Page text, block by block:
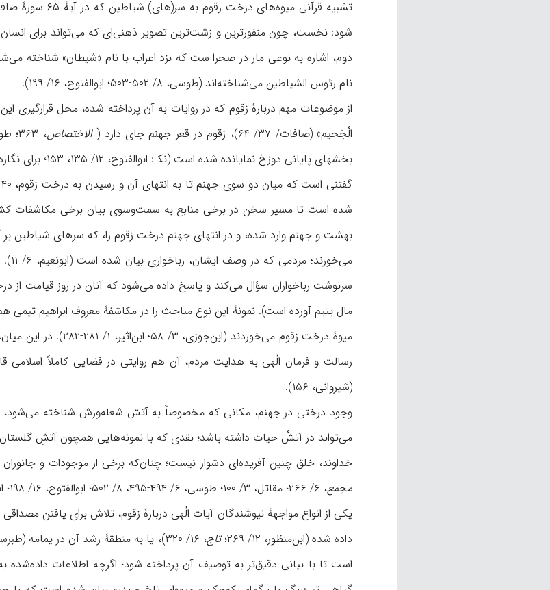
شود: نخست، چون منفورترين و زشت‌ترين تصوير ذهنی‌ای که می‌تواند برای
دوم، اشاره به نوعی مار در صحرا ست که نزد اعراب با نام «شيطان» شناخته
نام رئوس الشياطين می‌شناخته‌اند (طوسی، ۸/ ۵۰۲-۵۰۳؛ ابوالفتوح، ۱۶/ ۱۹۹).
از موضوعات مهم دربارۀ زقوم که در روايات به آن پرداخته شده، محل
الْجَحيم» (صافات/ ۳۷/ ۶۴)، زقوم در قعر جهنم جای دارد (
الاختصاص
بخشهای پايانی دوزخ نمايانده شده است (نک‍ : ابوالفتوح، ۱۲/ ۱۳۵، ۱۵۳؛ برای نگاره‌ای از آن، نک‍ : طاهری، ۹).
شده است تا مسير سخن در برخی منابع به سمت‌وسوی بيان برخی مکاشفات
بهشت و جهنم وارد شده، و در انتهای جهنم درخت زقوم را، که سرهای شياطين
مال يتيم آورده است). نمونۀ اين نوع مباحث را در مکاشفۀ معروف ابراهيم
ميوۀ درخت زقوم
رسالت و فرمان الٰهی به هدايت مردم، آن هم روايتی در فضایی کاملاً
(شيروانی، ۱۵۶).
وجود درختی در جهنم، مکانی که مخصوصاً به آتش شعله‌ورش شناخته می‌شود،
می‌تواند در آتشْ حيات داشته باشد؛ نقدی که با نمونه‌هايی همچون آتشِ
خداوند، خلق چنين آفريده‌ای دشوار نيست؛ چنان‌که برخی از موجودات و
مجمع، ۶/ ۲۶۶؛ مقاتل، ۳/ ۱۰۰؛ طوسی، ۶/ ۴۹۴-۴۹۵، ۸/ ۵۰۲؛ ابوالفتوح، ۱۶/ ۱۹۸؛ ابن‌شهرآشوب، ۲/ ۱۱۶؛ کاشانی، ۷/ ۴۷۰).
يکی از انواع مواجهۀ نيوشندگان آيات الٰهی دربارۀ زقوم، تلاش برای يافتن
داده شده (ابن‌منظور، ۱۲/ ۲۶۹؛
تاج، ۱۶/ ۳۲۰)، يا به منطقۀ رشد آن در يمامه (طبرسی، همان، ۸/ ۳۰۸) يا اريحا تصريح شده است (
است تا با بيانی دقيق‌تر به توصيف آن پرداخته شود؛ اگرچه اطلاعات